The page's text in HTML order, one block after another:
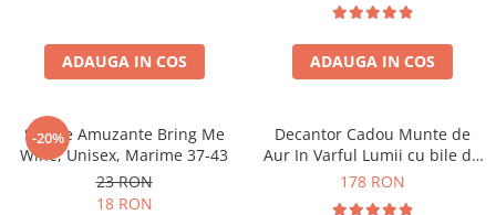
ADAUGA IN COS ADAUGA IN COS
-20%
Sosete Amuzante Bring Me
Wine, Unisex, Marime 37-43
23 RON
18 RON
Decantor Cadou Munte de
Aur In Varful Lumii cu bile de
curatare
178 RON